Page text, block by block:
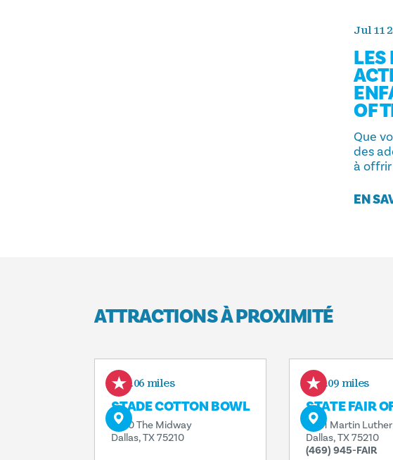
Jul 11
LES
OF
Que
des
à offrir
EN
ATTRACTIONS À PROXIMITÉ
0.06 miles
STADE COTTON BOWL
3750 The Midway
Dallas, TX 75210
0.09 miles
STATE FAIR
3921 Martin
Dallas, TX 75210
(469) 945-FAIR